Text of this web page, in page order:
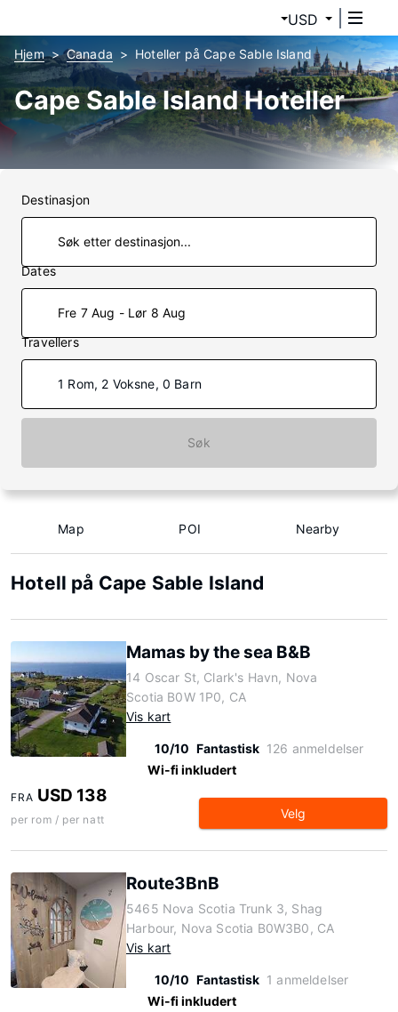
USD
Hjem Canada Hoteller på Cape Sable Island
Cape Sable Island Hoteller
Destinasjon
Dates
Fre 7 Aug - Lør 8 Aug
Travellers
1 Rom, 2 Voksne, 0 Barn
Søk
Map POI Nearby
Hotell på Cape Sable Island
Mamas by the sea B&B
14 Oscar St, Clark's Havn, Nova
Scotia B0W 1P0, CA
Vis kart
10/10 Fantastisk 126 anmeldelser
Wi-fi inkludert
FRA USD 138
per rom / per natt Velg
Route3BnB
5465 Nova Scotia Trunk 3, Shag
Harbour, Nova Scotia B0W3B0, CA
Vis kart
10/10 Fantastisk 1 anmeldelser
Wi-fi inkludert